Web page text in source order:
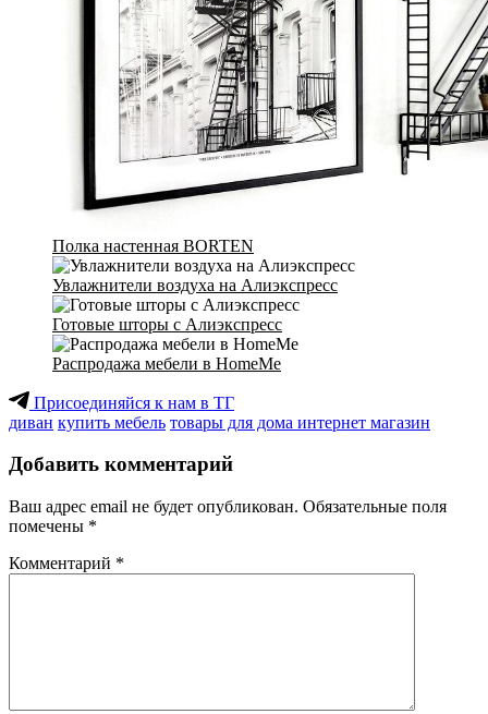
Полка настенная BORTEN
Увлажнители воздуха на Алиэкспресс
Готовые шторы с Алиэкспресс
Распродажа мебели в HomeMe
Присоединяйся к нам в ТГ
диван купить мебель товары для дома интернет магазин
Добавить комментарий
Ваш адрес email не будет опубликован. Обязательные поля
помечены *
Комментарий *